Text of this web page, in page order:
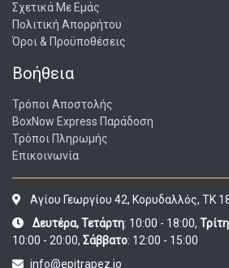
Σχετικά Με Εμάς
Πολιτική Απορρήτου
Όροι & Προϋποθέσεις
Βοήθεια
Τρόποι Αποστολής
BoxNow Express Παράδοση
Τρόποι Πληρωμής
Επικοινωνία
Αγίου Γεωργίου 42, Κορυδαλλός, ΤΚ
Δευτέρα, Τετάρτη: 10:00 - 18:00,
10:00 - 20:00, Σάββατο: 12:00 - 15:00
info@epitrapez.io